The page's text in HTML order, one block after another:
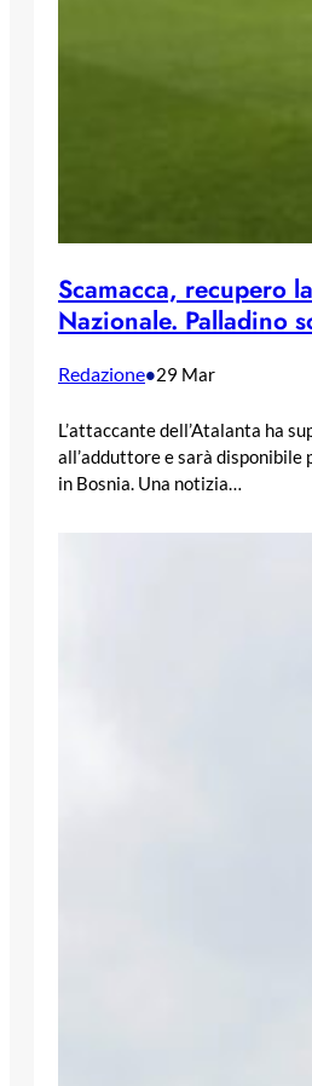
Scamacca, recupero
Nazionale. Palladino
Redazione•29 Mar
L’attaccante dell’Atalanta ha
all’adduttore e sarà disponibile
in Bosnia. Una notizia…